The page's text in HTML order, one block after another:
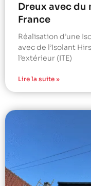
Dreux avec du
France
Réalisation d’une
avec de l’Isolant
l’extérieur (ITE)
Lire la suite »